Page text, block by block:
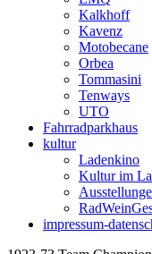
Kalkhoff
Kavenz
Motobecane
Orbea
Tommasini
Tenways
UTO
Fahrradparkhaus
kultur
Ladenkino
Kultur im
impressum-